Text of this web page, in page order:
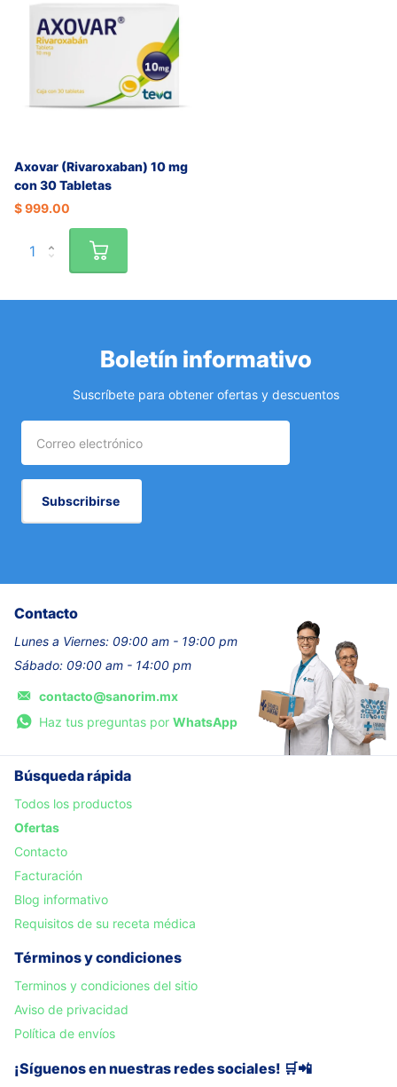
Axovar (Rivaroxaban) 10 mg
con 30 Tabletas
$ 999.00
Boletín informativo
Suscríbete para obtener ofertas y descuentos
Subscribirse
Contacto
Lunes a Viernes: 09:00 am - 19:00 pm
Sábado: 09:00 am - 14:00 pm
contacto@sanorim.mx
Haz tus preguntas por WhatsApp
Búsqueda rápida
Todos los productos
Ofertas
Contacto
Facturación
Blog informativo
Requisitos de su receta médica
Términos y condiciones
Terminos y condiciones del sitio
Aviso de privacidad
Política de envíos
¡Síguenos en nuestras redes sociales! 🛒📲